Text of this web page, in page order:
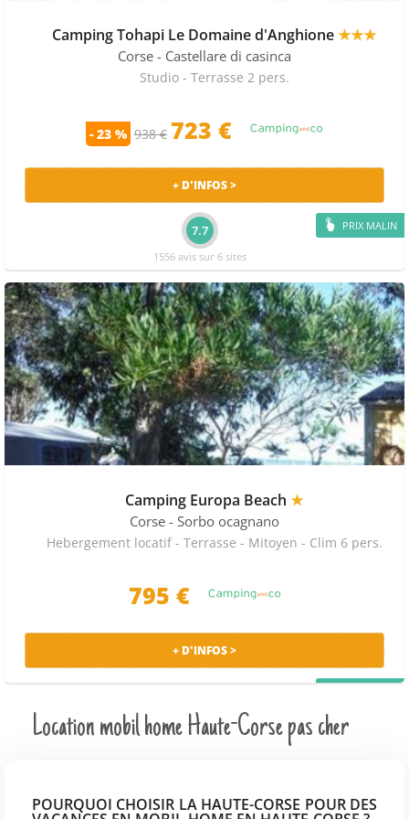
Camping Tohapi Le Domaine d'Anghione★★★
Corse - Castellare di casinca
Studio - Terrasse 2 pers.
- 23 % 938 € 723 €
PRIX MALIN
+ D'INFOS >
7.7
1556 avis sur 6 sites
Camping Europa Beach ★
Corse - Sorbo ocagnano
Hebergement locatif - Terrasse - Mitoyen - Clim 6 pers.
795 €
+ D'INFOS >
Location mobil home Haute-Corse pas cher
POURQUOI CHOISIR LA HAUTE-CORSE POUR DES